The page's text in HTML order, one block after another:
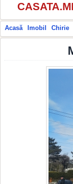
Acasă Imobil Chirie